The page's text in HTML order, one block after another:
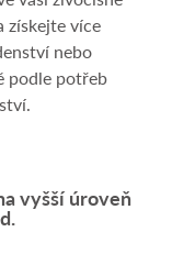
získejte více
nebo
podle potřeb
vyšší úroveň